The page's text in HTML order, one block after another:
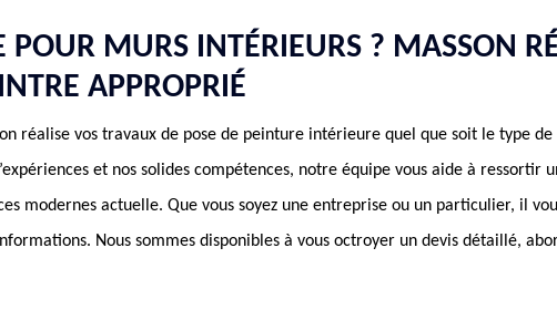
POUR MURS INTÉRIEURS ? MASSON
APPROPRIÉ
réalise vos travaux de pose de peinture intérieure quel que soit le type de
et nos solides compétences, notre équipe vous aide à ressortir
modernes actuelle. Que vous soyez une entreprise ou un particulier, il
Nous sommes disponibles à vous octroyer un devis détaillé,